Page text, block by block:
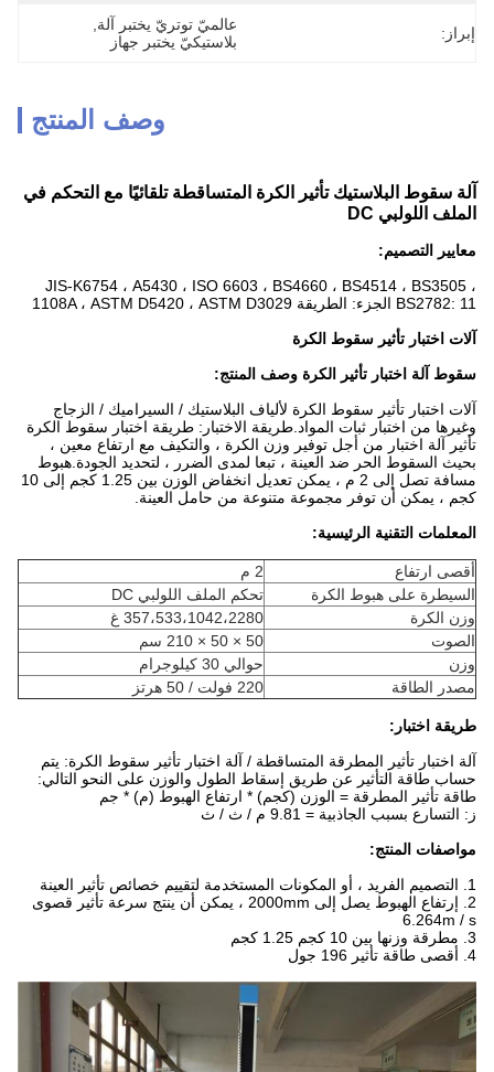
إبراز: عالميّ توتريّ يختبر آلة
بلاستيكيّ يختبر جهاز
وصف المنتج
آلة سقوط البلاستيك تأثير الكرة المتساقطة تلقائيًا مع التحكم في
الملف اللولبي DC
معايير التصميم:
JIS-K6754 ، A5430 ، ISO 6603 ، BS4660 ، BS4514 ، BS3505 ،
BS2782: 11 الجزء: الطريقة 1108A ، ASTM D5420 ، ASTM D3029
آلات اختبار تأثير سقوط الكرة
سقوط آلة اختبار تأثير الكرة وصف المنتج:
آلات اختبار تأثير سقوط الكرة لألياف البلاستيك / السيراميك / الزجاج
وغيرها من اختبار ثبات المواد.طريقة الاختبار: طريقة اختبار سقوط الكرة
تأثير آلة اختبار من أجل توفير وزن الكرة ، والتكيف مع ارتفاع معين ،
بحيث السقوط الحر ضد العينة ، تبعا لمدى الضرر ، لتحديد الجودة.هبوط
مسافة تصل إلى 2 م ، يمكن تعديل انخفاض الوزن بين 1.25 كجم إلى 10
كجم ، يمكن أن توفر مجموعة متنوعة من حامل العينة.
المعلمات التقنية الرئيسية:
أقصى ارتفاع
2 م
السيطرة على هبوط الكرة
تحكم الملف اللولبي DC
وزن الكرة
357،533،1042،2280 غ
الصوت
50 × 50 × 210 سم
وزن
حوالي 30 كيلوجرام
مصدر الطاقة
220 فولت / 50 هرتز
طريقة اختبار:
آلة اختبار تأثير المطرقة المتساقطة / آلة اختبار تأثير سقوط الكرة: يتم
حساب طاقة التأثير عن طريق إسقاط الطول والوزن على النحو التالي:
طاقة تأثير المطرقة = الوزن (كجم) * ارتفاع الهبوط (م) * جم
ز: التسارع بسبب الجاذبية = 9.81 م / ث / ث
مواصفات المنتج:
1. التصميم الفريد ، أو المكونات المستخدمة لتقييم خصائص تأثير العينة
2. إرتفاع الهبوط يصل إلى 2000mm ، يمكن أن ينتج سرعة تأثير قصوى
6.264m / s
3. مطرقة وزنها بين 10 كجم 1.25 كجم
4. أقصى طاقة تأثير 196 جول